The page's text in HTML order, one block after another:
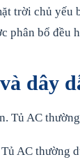
trời chủ
phân bổ đều
dây
Tủ AC
AC thường